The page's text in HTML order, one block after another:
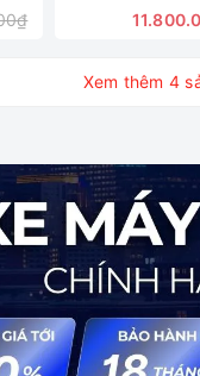
Xem thêm 4